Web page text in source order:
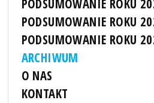
PODSUMOWANIE ROKU
PODSUMOWANIE ROKU
ARCHIWUM
O NAS
KONTAKT